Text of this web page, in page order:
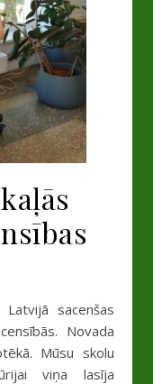
Novada
Mūsu skolu
viņa lasīja